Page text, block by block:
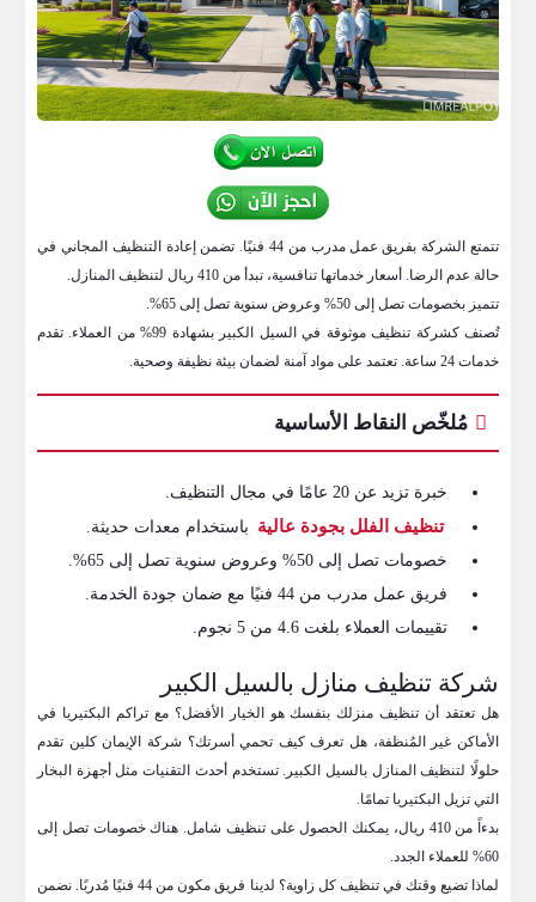
تتمتع الشركة بفريق عمل مدرب من 44 فنيًا. تضمن إعادة التنظيف المجاني في
حالة عدم الرضا. أسعار خدماتها تنافسية، تبدأ من 410 ريال لتنظيف المنازل.
تتميز بخصومات تصل إلى 50% وعروض سنوية تصل إلى 65%.
تُصنف كشركة تنظيف موثوقة في السيل الكبير بشهادة 99% من العملاء. تقدم
خدمات 24 ساعة. تعتمد على مواد آمنة لضمان بيئة نظيفة وصحية.
مُلخّص النقاط الأساسية
خبرة تزيد عن 20 عامًا في مجال التنظيف.
تنظيف الفلل بجودة عالية باستخدام معدات حديثة.
خصومات تصل إلى 50% وعروض سنوية تصل إلى 65%.
فريق عمل مدرب من 44 فنيًا مع ضمان جودة الخدمة.
تقييمات العملاء بلغت 4.6 من 5 نجوم.
شركة تنظيف منازل بالسيل الكبير
هل تعتقد أن تنظيف منزلك بنفسك هو الخيار الأفضل؟ مع تراكم البكتيريا في
الأماكن غير المُنظفة، هل تعرف كيف تحمي أسرتك؟ شركة الإيمان كلين تقدم
حلولًا لتنظيف المنازل بالسيل الكبير. تستخدم أحدث التقنيات مثل أجهزة البخار
التي تزيل البكتيريا تمامًا.
بدءاً من 410 ريال، يمكنك الحصول على تنظيف شامل. هناك خصومات تصل إلى
60% للعملاء الجدد.
لماذا تضيع وقتك في تنظيف كل زاوية؟ لدينا فريق مكون من 44 فنيًا مُدربًا. نضمن